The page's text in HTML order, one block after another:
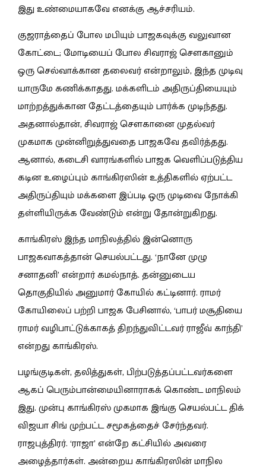
இது உண்மையாகவே எனக்கு ஆச்சரியம்.
குஜராத்தைப் போல மபியும் பாஜகவுக்கு வலுவான
கோட்டை; மோடியைப் போல சிவராஜ் சௌகானும்
ஒரு செல்வாக்கான தலைவர் என்றாலும், இந்த முடிவு
யாருமே கணிக்காதது. மக்களிடம் அதிருப்தியையும்
மாற்றத்துக்கான தேட்டத்தையும் பார்க்க முடிந்தது.
அதனால்தான், சிவராஜ் சௌகானை முதல்வர்
முகமாக முன்னிறுத்துவதை பாஜகவே தவிர்த்தது.
ஆனால், கடைசி வாரங்களில் பாஜக வெளிப்படுத்திய
கடின உழைப்பும் காங்கிரஸின் உத்திகளில் ஏற்பட்ட
அதிருப்தியும் மக்களை இப்படி ஒரு முடிவை நோக்கி
தள்ளியிருக்க வேண்டும் என்று தோன்றுகிறது.
காங்கிரஸ் இந்த மாநிலத்தில் இன்னொரு
பாஜகவாகத்தான் செயல்பட்டது. ‘நானே முழு
சனாதனி’ என்றார் கமல்நாத். தன்னுடைய
தொகுதியில் அனுமார் கோயில் கட்டினார். ராமர்
கோயிலைப் பற்றி பாஜக பேசினால், ‘பாபர் மசூதியை
ராமர் வழிபாட்டுக்காகத் திறந்துவிட்டவர் ராஜீவ் காந்தி’
என்றது காங்கிரஸ்.
பழங்குடிகள், தலித்துகள், பிற்படுத்தப்பட்டவர்களை
ஆகப் பெரும்பான்மையினாராகக் கொண்ட மாநிலம்
இது. முன்பு காங்கிரஸ் முகமாக இங்கு செயல்பட்ட திக்
விஜயா சிங் முற்பட்ட சமூகத்தைச் சேர்ந்தவர்.
ராஜபுத்திரர். ‘ராஜா’ என்றே கட்சியில் அவரை
அழைத்தார்கள். அன்றைய காங்கிரஸின் மாநில